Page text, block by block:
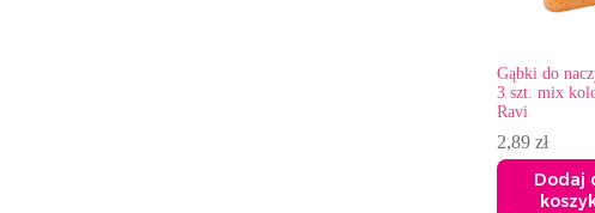
Gąbki do
3 szt. mix
Ravi
2,89 zł
Dodaj